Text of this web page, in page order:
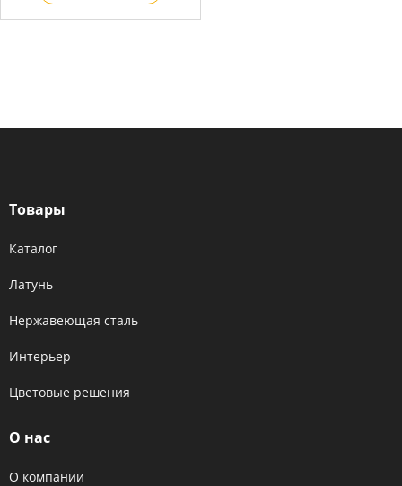
Товары
Каталог
Латунь
Нержавеющая сталь
Интерьер
Цветовые решения
О нас
О компании